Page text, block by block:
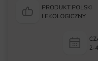
PRODUKT POLSKI
I EKOLOGICZNY
2-